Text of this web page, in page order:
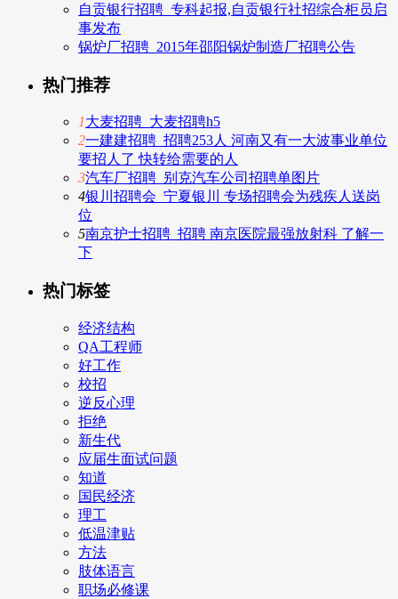
自贡银行招聘_专科起报,自贡银行社招综合柜员启
事发布
锅炉厂招聘_2015年邵阳锅炉制造厂招聘公告
热门推荐
1大麦招聘_大麦招聘h5
2一建建招聘_招聘253人 河南又有一大波事业单位
要招人了 快转给需要的人
3汽车厂招聘_别克汽车公司招聘单图片
4银川招聘会_宁夏银川 专场招聘会为残疾人送岗
位
5南京护士招聘_招聘 南京医院最强放射科 了解一
下
热门标签
经济结构
QA工程师
好工作
校招
逆反心理
拒绝
新生代
应届生面试问题
知道
国民经济
理工
低温津贴
方法
肢体语言
职场必修课